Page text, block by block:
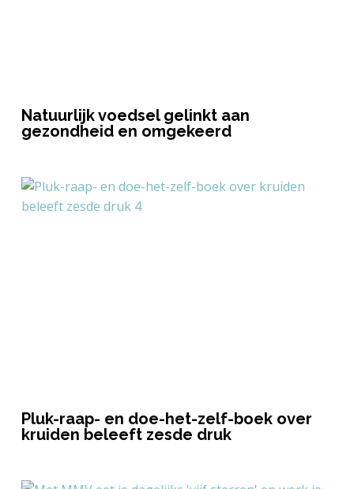
Natuurlijk voedsel gelinkt aan
gezondheid en omgekeerd
Pluk-raap- en doe-het-zelf-boek over
kruiden beleeft zesde druk